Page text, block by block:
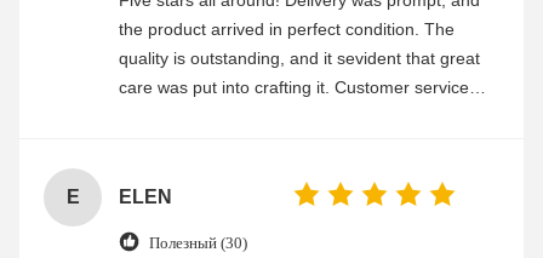
the product arrived in perfect condition. The
quality is outstanding, and it sevident that great
care was put into crafting it. Customer service
E ELEN
Полезный (30)